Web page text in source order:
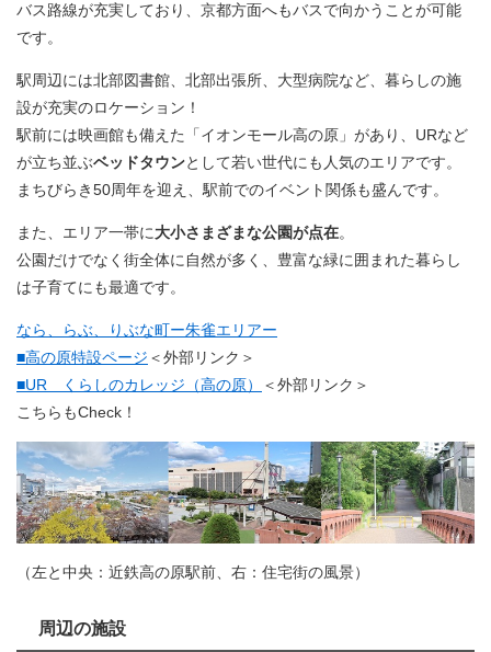
バス路線が充実しており、京都方面へもバスで向かうことが可能
です。
駅周辺には北部図書館、北部出張所、大型病院など、暮らしの施
設が充実のロケーション！
駅前には映画館も備えた「イオンモール高の原」があり、URなど
が立ち並ぶベッドタウンとして若い世代にも人気のエリアです。
まちびらき50周年を迎え、駅前でのイベント関係も盛んです。
また、エリア一帯に大小さまざまな公園が点在。
公園だけでなく街全体に自然が多く、豊富な緑に囲まれた暮らし
は子育てにも最適です。
なら、らぶ、りぶな町ー朱雀エリアー​
■高の原特設ページ ＜外部リンク＞
■UR くらしのカレッジ（高の原）
＜外部リンク＞
こちらもCheck！
（左と中央：近鉄高の原駅前、右：住宅街の風景）
周辺の施設